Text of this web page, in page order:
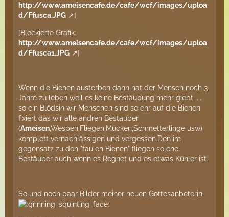
http://www.ameisencafe.de/cafe/wcf/images/uploa
d/Ffusca.JPG
]
[Blockierte Grafik:
http://www.ameisencafe.de/cafe/wcf/images/uploa
d/Ffusca1.JPG
]
Wenn die Bienen austerben dann hat der Mensch noch 3
Jahre zu leben weil es keine Bestäubung mehr giebt .....
so ein Blödsin wir Menschen sind so ehr auf die Bienen
fixiert das wir alle andren Bestäuber
(Ameisen,Wespen,Fliegen,Mücken,Schmetterlinge usw)
komplett vernachlässigen und vergessen.Den im
gegensatz zu den "faulen Bienen" fliegen solche
Bestäuber auch wenn es Regnet und es etwas Kühler ist.
So und noch paar Bilder meiner neuen Gottesanbeterin